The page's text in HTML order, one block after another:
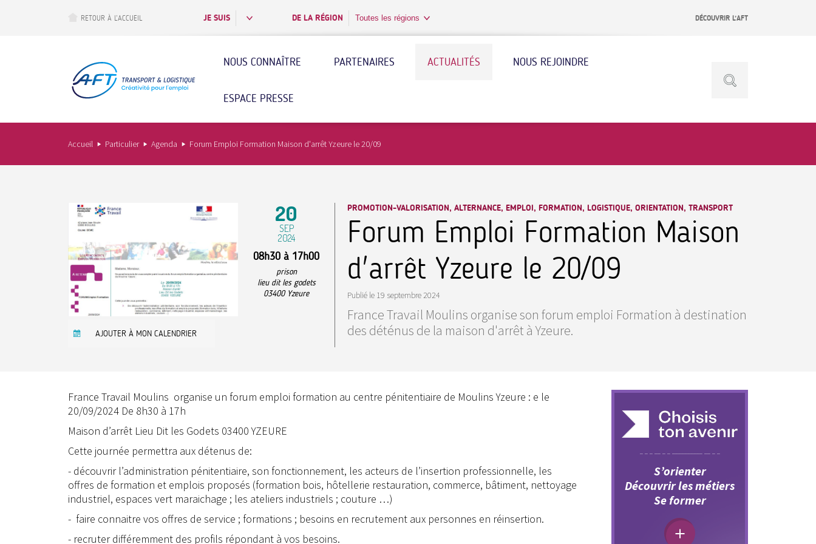
RETOUR À L’ACCUEIL JE SUIS DE LA RÉGION Toutes les régions DÉCOUVRIR L’AFT
NOUS CONNAÎTRE PARTENAIRES ACTUALITÉS NOUS REJOINDRE
ESPACE PRESSE
Accueil Particulier Agenda Forum Emploi Formation Maison d'arrêt Yzeure le 20/09
AJOUTER À MON CALENDRIER
20
SEP
2024
08h30 à 17h00
prison
lieu dit les godets
03400 Yzeure
PROMOTION-VALORISATION, ALTERNANCE, EMPLOI, FORMATION, LOGISTIQUE, ORIENTATION, TRANSPORT
Forum Emploi Formation Maison
d'arrêt Yzeure le 20/09
Publié le 19 septembre 2024
France Travail Moulins organise son forum emploi Formation à destination
des déténus de la maison d'arrêt à Yzeure.
France Travail Moulins organise un forum emploi formation au centre pénitentiaire de Moulins Yzeure : e le
20/09/2024 De 8h30 à 17h
Maison d’arrêt Lieu Dit les Godets 03400 YZEURE
Cette journée permettra aux détenus de:
- découvrir l’administration pénitentiaire, son fonctionnement, les acteurs de l’insertion professionnelle, les
offres de formation et emplois proposés (formation bois, hôtellerie restauration, commerce, bâtiment, nettoyage
industriel, espaces vert maraichage ; les ateliers industriels ; couture …)
- faire connaitre vos offres de service ; formations ; besoins en recrutement aux personnes en réinsertion.
- recruter différemment des profils répondant à vos besoins.
S’orienter
Découvrir les métiers
Se former